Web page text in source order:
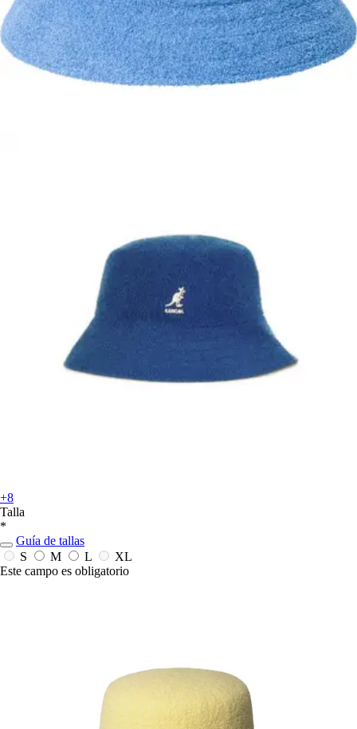
+8
Talla
*
Guía de tallas
S
M L
XL
Este campo es obligatorio